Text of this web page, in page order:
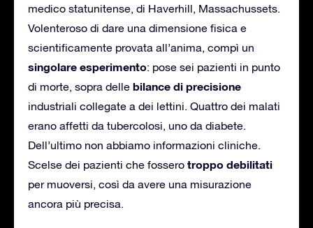
medico statunitense, di Haverhill, Massachussets.
Volenteroso di dare una dimensione fisica e
scientificamente provata all’anima, compì un
singolare esperimento: pose sei pazienti in punto
di morte, sopra delle bilance di precisione
industriali collegate a dei lettini. Quattro dei malati
erano affetti da tubercolosi, uno da diabete.
Dell’ultimo non abbiamo informazioni cliniche.
Scelse dei pazienti che fossero troppo debilitati
per muoversi, così da avere una misurazione
ancora più precisa.